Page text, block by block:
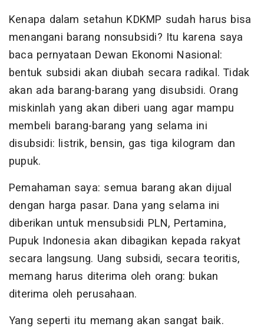
Kenapa dalam setahun KDKMP sudah harus bisa
menangani barang nonsubsidi? Itu karena saya
baca pernyataan Dewan Ekonomi Nasional:
bentuk subsidi akan diubah secara radikal. Tidak
akan ada barang-barang yang disubsidi. Orang
miskinlah yang akan diberi uang agar mampu
membeli barang-barang yang selama ini
disubsidi: listrik, bensin, gas tiga kilogram dan
pupuk.
Pemahaman saya: semua barang akan dijual
dengan harga pasar. Dana yang selama ini
diberikan untuk mensubsidi PLN, Pertamina,
Pupuk Indonesia akan dibagikan kepada rakyat
secara langsung. Uang subsidi, secara teoritis,
memang harus diterima oleh orang: bukan
diterima oleh perusahaan.
Yang seperti itu memang akan sangat baik.